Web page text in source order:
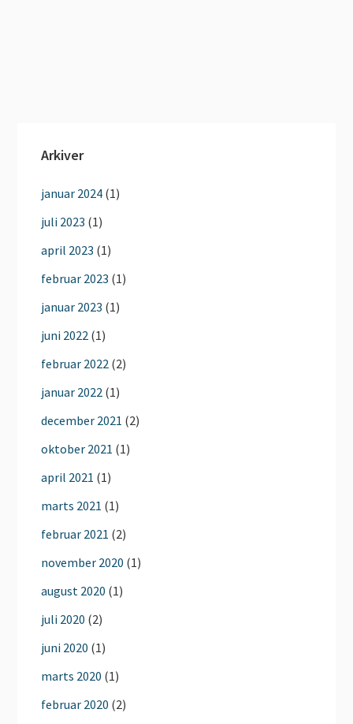
Arkiver
januar 2024 (1)
juli 2023 (1)
april 2023 (1)
februar 2023 (1)
januar 2023 (1)
juni 2022 (1)
februar 2022 (2)
januar 2022 (1)
december 2021 (2)
oktober 2021 (1)
april 2021 (1)
marts 2021 (1)
februar 2021 (2)
november 2020 (1)
august 2020 (1)
juli 2020 (2)
juni 2020 (1)
marts 2020 (1)
februar 2020 (2)